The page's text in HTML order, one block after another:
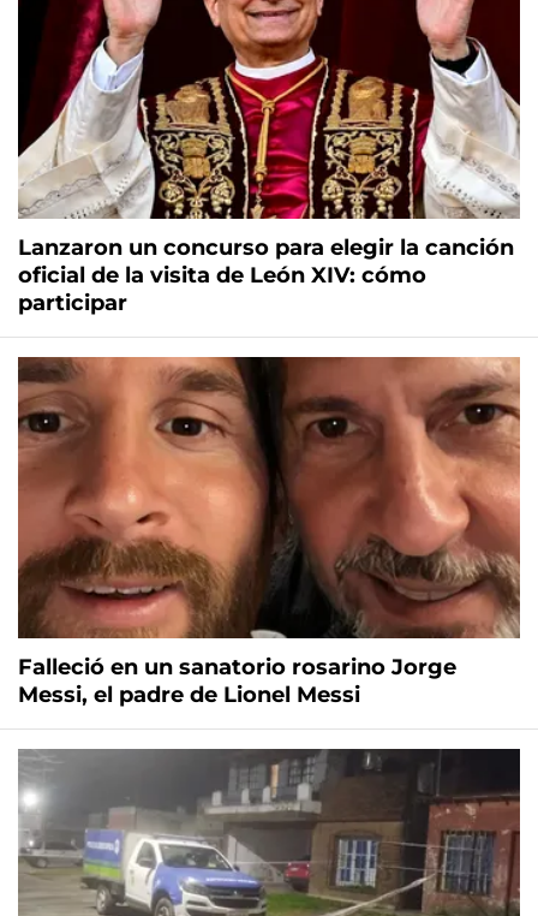
Lanzaron un concurso para elegir la canción
oficial de la visita de León XIV: cómo
participar
Falleció en un sanatorio rosarino Jorge
Messi, el padre de Lionel Messi